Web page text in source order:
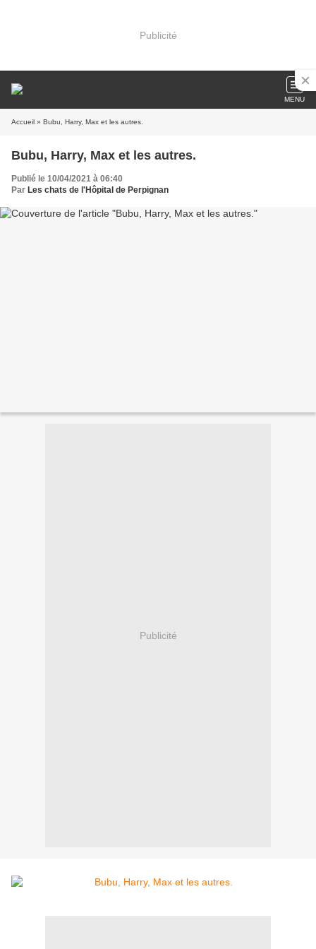
Publicité
MENU
Accueil » Bubu, Harry, Max et les autres.
Bubu, Harry, Max et les autres.
Publié le 10/04/2021 à 06:40
Par Les chats de l'Hôpital de Perpignan
Publicité